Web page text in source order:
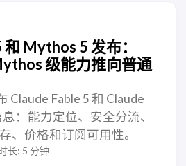
Mythos 5 发布：
级能力推向普通
Claude Fable 5 和 Claude
：能力定位、安全分流、
、价格和订阅可用性。
长: 5 分钟